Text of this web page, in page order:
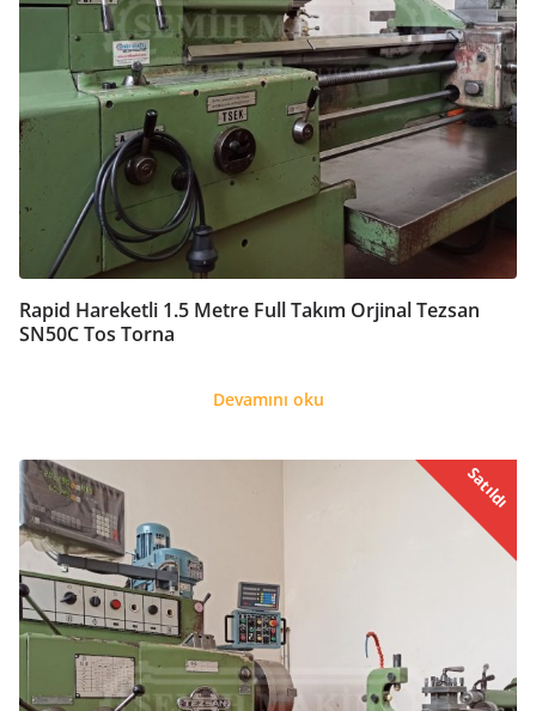
Rapid Hareketli 1.5 Metre Full Takım Orjinal Tezsan
SN50C Tos Torna
Devamını oku
Satıldı